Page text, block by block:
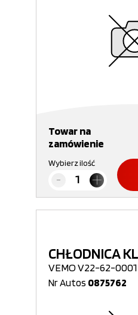
Towar na
zamówienie
Wybierz ilość
CHŁODNICA
VEMO V22-62-0001
Nr Autos 0875762